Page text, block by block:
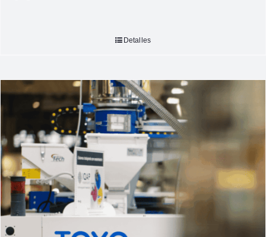
Detalles